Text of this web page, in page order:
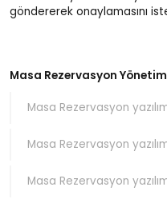
göndererek onaylamasını
Masa Rezervasyon
Masa Rezervasyon
Masa Rezervasyon
Masa Rezervasyon